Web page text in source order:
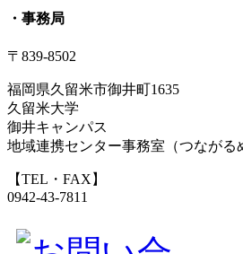
・事務局
〒839-8502
福岡県久留米市御井町1635
久留米大学
御井キャンパス
地域連携センター事務室（つながる
【TEL・FAX】
0942-43-7811